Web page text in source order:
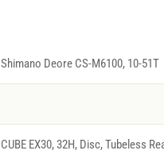
Shimano Deore CS-M6100, 10-51T
CUBE EX30, 32H, Disc, Tubeless